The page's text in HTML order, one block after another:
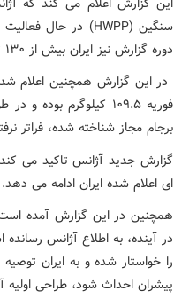
دوره گزارش نیز ایران بیش از ۱۳۰ تن آب سنگین نداشته است.
در این گزارش همچنین اعلام
برجام مجاز شناخته شده، فراتر
گزارش جدید آژانس تاکید می
ای اعلام شده ایران ادامه می دهد.
همچنین در این گزارش آمده
در آینده، به اطلاع آژانس
را خواستار شده و به ایران
پیشران احداث شود، طراحی